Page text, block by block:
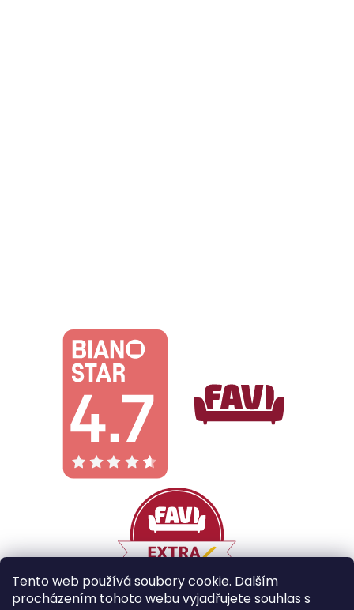
Tento web používá soubory cookie. Dalším
procházením tohoto webu vyjadřujete souhlas s